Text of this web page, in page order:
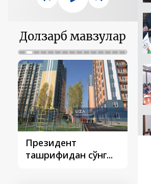
Долзарб мавзулар
Президент
ташрифидан сўнг...